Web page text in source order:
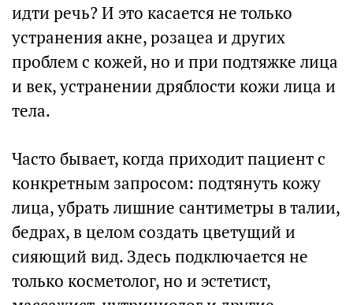
идти речь? И это касается не только
устранения акне, розацеа и других
проблем с кожей, но и при подтяжке лица
и век, устранении дряблости кожи лица и
тела.
Часто бывает, когда приходит пациент с
конкретным запросом: подтянуть кожу
лица, убрать лишние сантиметры в талии,
бедрах, в целом создать цветущий и
сияющий вид. Здесь подключается не
только косметолог, но и эстетист,